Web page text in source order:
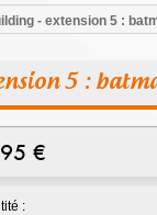
- extension 5 :
5 :
€
: